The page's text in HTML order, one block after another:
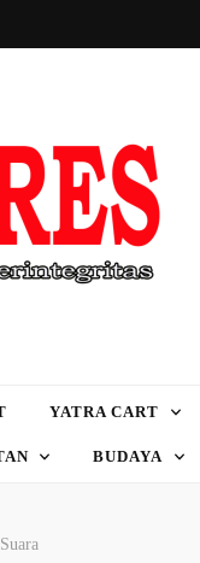
YATRA CART
BUDAYA